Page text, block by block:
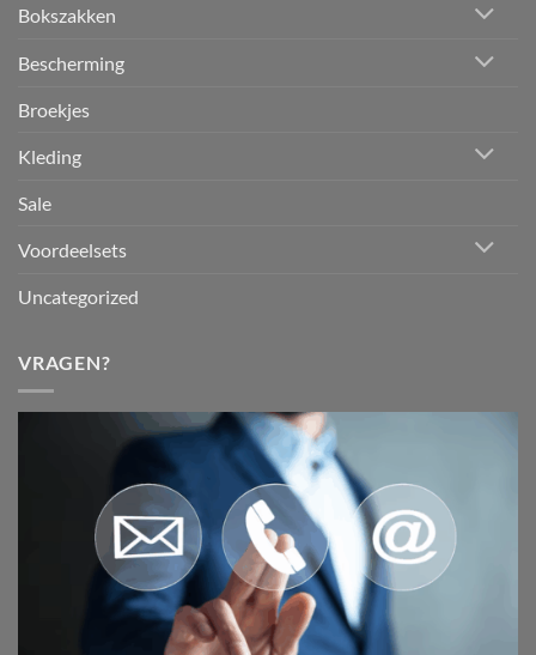
Bokszakken
Bescherming
Broekjes
Kleding
Sale
Voordeelsets
Uncategorized
VRAGEN?